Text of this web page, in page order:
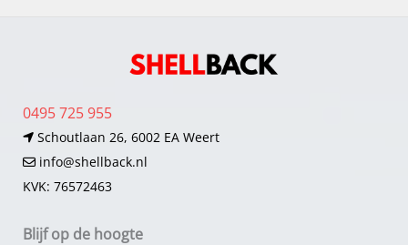
0495 725 955
Schoutlaan 26, 6002 EA Weert
info@shellback.nl
KVK: 76572463
Blijf op de hoogte